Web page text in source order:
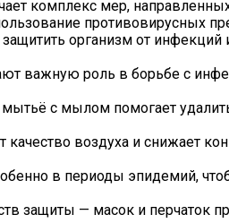
комплекс мер,
противовирусных
организм от инфекций
важную роль в борьбе с
с мылом помогает
воздуха и снижает
в периоды эпидемий,
защиты — масок и перчаток